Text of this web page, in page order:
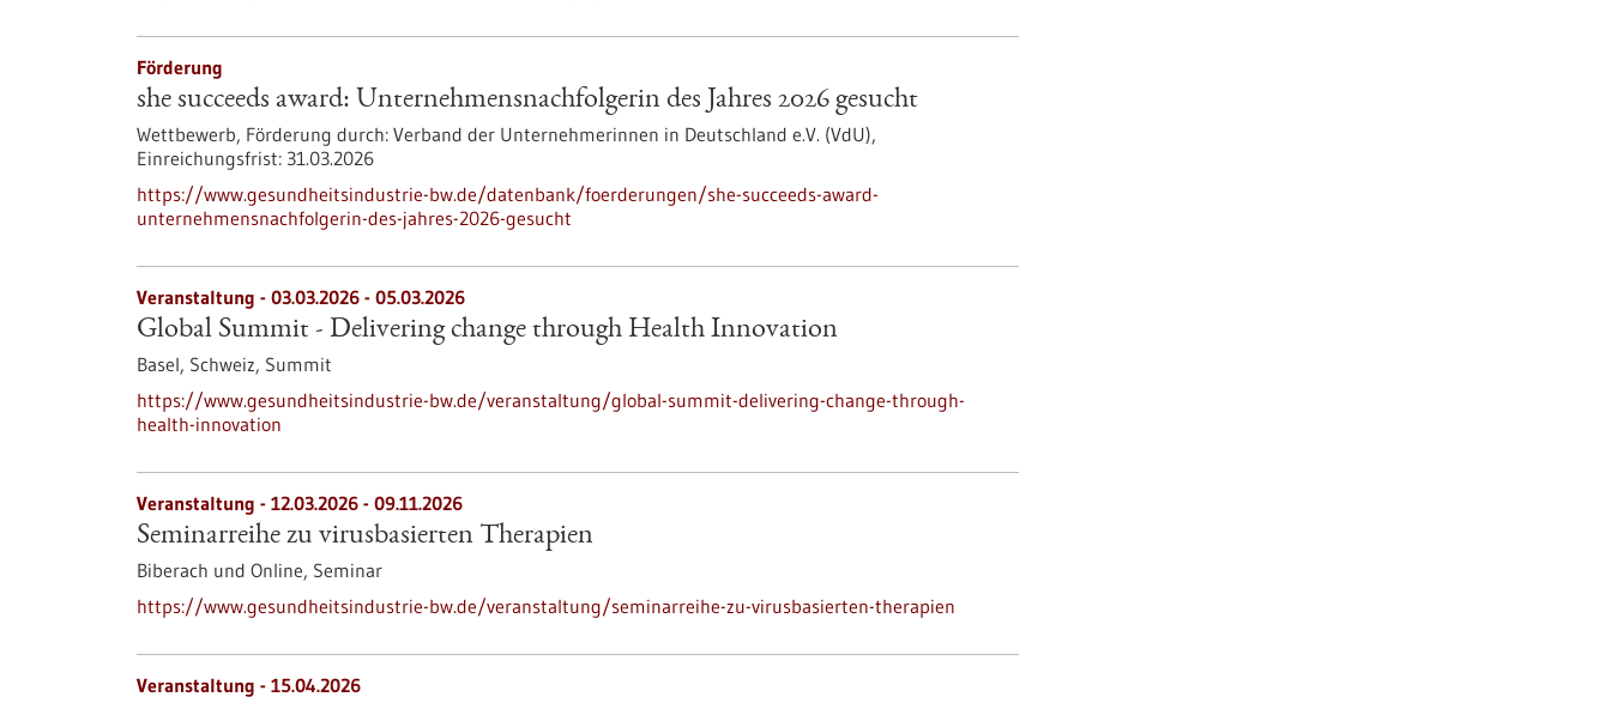
Förderung
she succeeds award: Unternehmensnachfolgerin des Jahres 2026 gesucht
Wettbewerb, Förderung durch: Verband der Unternehmerinnen in Deutschland e.V. (VdU),
Einreichungsfrist: 31.03.2026
https://www.gesundheitsindustrie-bw.de/datenbank/foerderungen/she-succeeds-award-
unternehmensnachfolgerin-des-jahres-2026-gesucht
Veranstaltung - 03.03.2026 - 05.03.2026
Global Summit - Delivering change through Health Innovation
Basel, Schweiz, Summit
https://www.gesundheitsindustrie-bw.de/veranstaltung/global-summit-delivering-change-through-
health-innovation
Veranstaltung - 12.03.2026 - 09.11.2026
Seminarreihe zu virusbasierten Therapien
Biberach und Online, Seminar
https://www.gesundheitsindustrie-bw.de/veranstaltung/seminarreihe-zu-virusbasierten-therapien
Veranstaltung - 15.04.2026